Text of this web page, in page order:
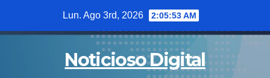
Lun. Ago 3rd, 2026 2:05:53 AM
Noticioso Digital